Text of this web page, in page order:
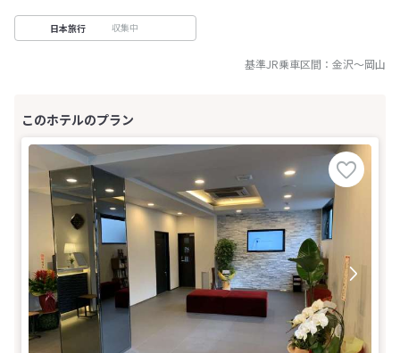
日本旅行 収集中
基準JR乗車区間： 金沢～岡山